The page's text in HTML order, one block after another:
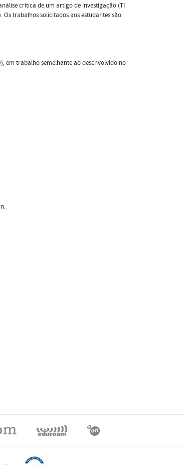
crítica de um artigo de investigação (TI
trabalhos solicitados aos estudantes são
em trabalho semelhante ao desenvolvido no